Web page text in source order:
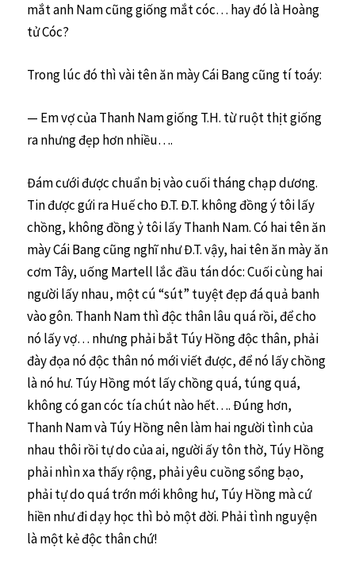
mắt anh Nam cũng giống mắt cóc… hay đó là Hoàng
tử Cóc?
Trong lúc đó thì vài tên ăn mày Cái Bang cũng tí toáy:
— Em vợ của Thanh Nam giống T.H. từ ruột thịt giống
ra nhưng đẹp hơn nhiều….
Đám cưới được chuẩn bị vào cuối tháng chạp dương.
Tin được gứi ra Huế cho Đ.T. Đ.T. không đồng ý tôi lấy
chồng, không đồng ỷ tôi lấy Thanh Nam. Có hai tên ăn
mày Cái Bang cũng nghĩ như Đ.T. vậy, hai tên ăn mày ăn
cơm Tây, uống Martell lắc đầu tán dóc: Cuối cùng hai
người lấy nhau, một cú “sút” tuyệt đẹp đá quả banh
vào gôn. Thanh Nam thì độc thân lâu quá rồi, để cho
nó lấy vợ… nhưng phải bắt Túy Hồng độc thân, phải
đày đọa nó độc thân nó mới viết được, để nó lấy chồng
là nó hư. Túy Hồng mót lấy chồng quá, túng quá,
không có gan cóc tía chút nào hết…. Đúng hơn,
Thanh Nam và Túy Hồng nên làm hai người tình của
nhau thôi rồi tự do của ai, người ấy tôn thờ, Túy Hồng
phải nhìn xa thấy rộng, phải yêu cuồng sổng bạo,
phải tự do quá trớn mới không hư, Túy Hồng mà cứ
hiền như đi dạy học thì bỏ một đời. Phải tình nguyện
là một kẻ độc thân chứ!